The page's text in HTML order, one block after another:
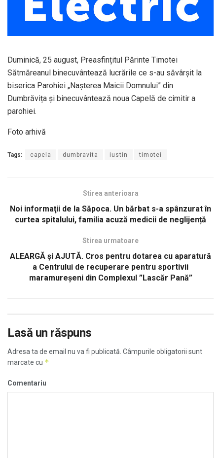
Duminică, 25 august, Preasfințitul Părinte Timotei
Sătmăreanul binecuvântează lucrările ce s-au săvârșit la
biserica Parohiei „Nașterea Maicii Domnului” din
Dumbrăvița și binecuvântează noua Capelă de cimitir a
parohiei.
Foto arhivă
Tags: capela dumbravita iustin timotei
Stirea anterioara
Noi informaţii de la Săpoca. Un bărbat s-a spânzurat în
curtea spitalului, familia acuză medicii de neglijență
Stirea urmatoare
ALEARGĂ şi AJUTĂ. Cros pentru dotarea cu aparatură
a Centrului de recuperare pentru sportivii
maramureșeni din Complexul ”Lascăr Pană”
Lasă un răspuns
Adresa ta de email nu va fi publicată. Câmpurile obligatorii sunt
marcate cu *
Comentariu